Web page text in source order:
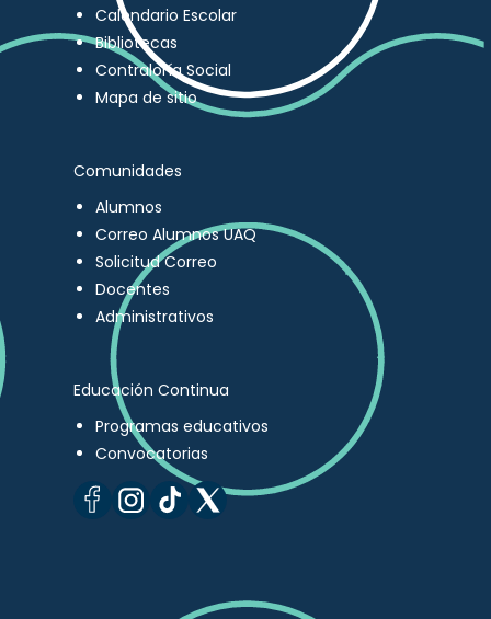
Calendario Escolar
Bibliotecas
Contraloría Social
Mapa de sitio
Comunidades
Alumnos
Correo Alumnos UAQ
Solicitud Correo
Docentes
Administrativos
Educación Continua
Programas educativos
Convocatorias